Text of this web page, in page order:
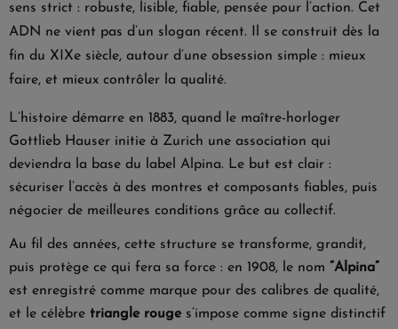
sens strict : robuste, lisible, fiable, pensée pour l’action. Cet
ADN ne vient pas d’un slogan récent. Il se construit dès la
fin du XIXe siècle, autour d’une obsession simple : mieux
faire, et mieux contrôler la qualité.
L’histoire démarre en 1883, quand le maître-horloger
Gottlieb Hauser initie à Zurich une association qui
deviendra la base du label Alpina. Le but est clair :
sécuriser l’accès à des montres et composants fiables, puis
négocier de meilleures conditions grâce au collectif.
Au fil des années, cette structure se transforme, grandit,
puis protège ce qui fera sa force : en 1908, le nom “Alpina”
est enregistré comme marque pour des calibres de qualité,
et le célèbre triangle rouges’impose comme signe distinctif